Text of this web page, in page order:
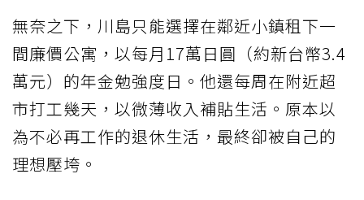
無奈之下，川島只能選擇在鄰近小鎮租下一
間廉價公寓，以每月17萬日圓（約新台幣3.4
萬元）的年金勉強度日。他還每周在附近超
市打工幾天，以微薄收入補貼生活。原本以
為不必再工作的退休生活，最終卻被自己的
理想壓垮。